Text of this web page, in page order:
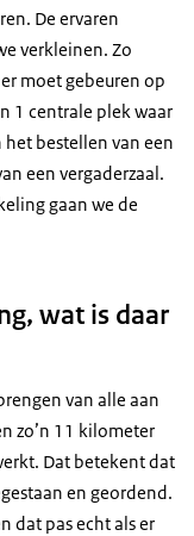
De ervaren
verkleinen. Zo
moet gebeuren op
1 centrale plek waar
het bestellen van een
een vergaderzaal.
gaan we de
wat is daar
van alle aan
zo’n 11 kilometer
Dat betekent dat
en geordend.
dat pas echt als er